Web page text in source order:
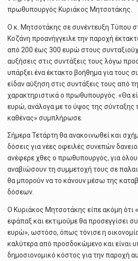
πρωθυπουργός Κυριάκος Μητσοτάκης.
Ο κ. Μητσοτάκης σε συνέντευξη Τύπου
Κοζάνη προανήγγειλε την παροχή
από 200 έως 300 ευρώ στους
αυξήσεις στις συντάξεις τους λόγω
υπάρξει ένα έκτακτο βοήθημα για τους
είδαν αύξηση στις συντάξεις τους από
χαρακτηριστικά ο πρωθυπουργός. «Θα
ευρώ, ανάλογα με το ύψος της σύνταξης
καθένας» συμπλήρωσε.
Σήμερα Τετάρτη θα ανακοινωθεί και
δόσεις για νέες οφειλές συνεπών
ανέφερε χθες ο πρωθυπουργός, για
αναβιώσουν τη συμμετοχή τους σε
θα μπορούν να το κάνουν μέσω της
δόσεων.
Ο Κυριάκος Μητσοτάκης είπε ακόμη ότι
εφάπαξ και εκτιμούμε θα προσεγγίσει
ευρώ», ωστόσο, όπως τόνισε η
καλύτερα από προσδοκώμενο και είναι
δημοσιονομικό κόστος για την παροχή